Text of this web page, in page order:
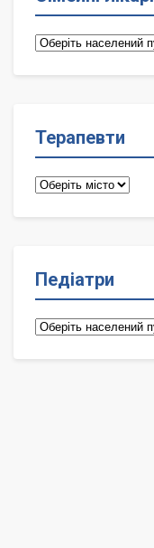
Сімейні
Терапевти
Терапевти
Педіатри
Педіатри